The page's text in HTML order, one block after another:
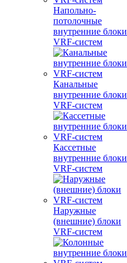
Напольно-
потолочные
внутренние блоки
VRF-систем
Канальные
внутренние блоки
VRF-систем
Кассетные
внутренние блоки
VRF-систем
Наружные
(внешние) блоки
VRF-систем